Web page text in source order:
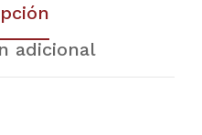
adicional